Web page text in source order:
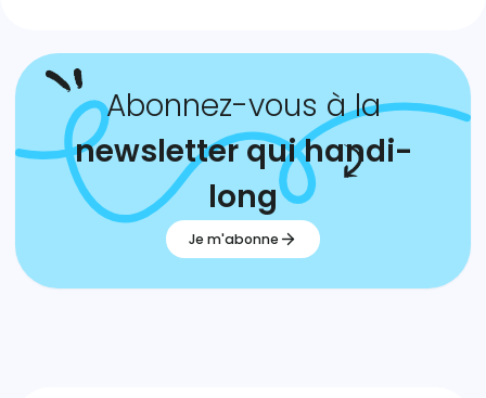
Abonnez-vous à la
newsletter qui handi-
long
Je m'abonne